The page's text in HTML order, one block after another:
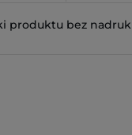
produktu bez